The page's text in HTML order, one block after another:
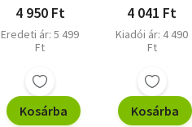
4 950 Ft
Eredeti ár: 5 499
Ft
Kosárba
4 041 Ft
Kiadói ár: 4 490
Ft
Kosárba